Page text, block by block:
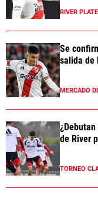
RIVER PLATE
Se
salida de
MERCADO
de River
TORNEO